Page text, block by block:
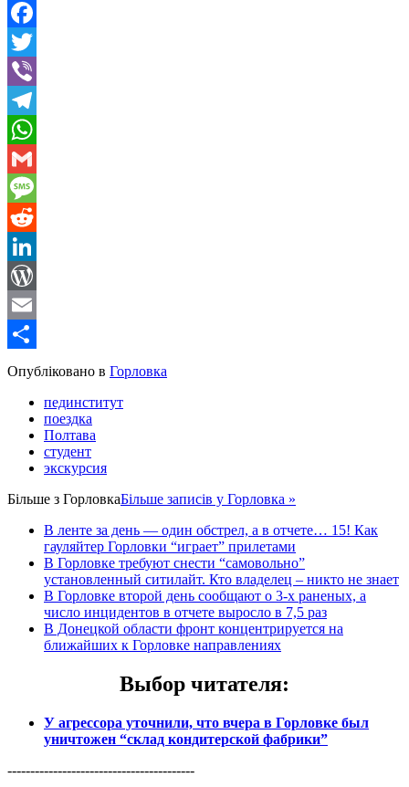
Facebook
Twitter
Viber
Telegram
WhatsApp
Gmail
Message
Reddit
LinkedIn
WordPress
Email
Share
Опубліковано в Горловка
пединститут
поездка
Полтава
студент
экскурсия
Більше з ГорловкаБільше записів у Горловка »
В ленте за день — один обстрел, а в отчете… 15! Как
гауляйтер Горловки “играет” прилетами
В Горловке требуют снести “самовольно”
установленный ситилайт. Кто владелец – никто не знает
В Горловке второй день сообщают о 3-х раненых, а
число инцидентов в отчете выросло в 7,5 раз
В Донецкой области фронт концентрируется на
ближайших к Горловке направлениях
Выбор читателя:
У агрессора уточнили, что вчера в Горловке был
уничтожен “склад кондитерской фабрики”
-----------------------------------------